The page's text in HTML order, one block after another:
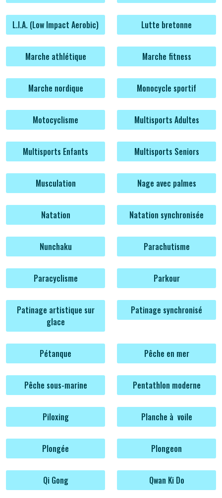
L.I.A. (Low Impact Aerobic) Lutte bretonne
Marche athlétique Marche fitness
Marche nordique Monocycle sportif
Motocyclisme Multisports Adultes
Multisports Enfants Multisports Seniors
Musculation Nage avec palmes
Natation Natation synchronisée
Nunchaku Parachutisme
Paracyclisme Parkour
Patinage artistique sur
glace
Patinage synchronisé
Pétanque Pêche en mer
Pêche sous-marine Pentathlon moderne
Piloxing Planche à voile
Plongée Plongeon
Qi Gong Qwan Ki Do